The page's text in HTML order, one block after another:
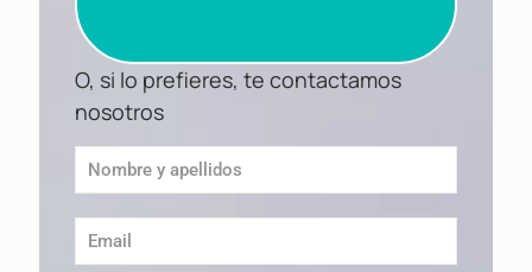
O, si lo prefieres, te contactamos
nosotros